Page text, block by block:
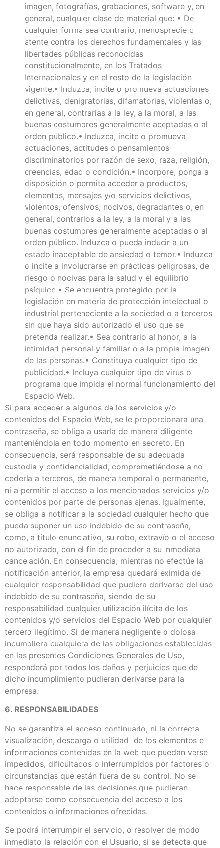
imagen, fotografías, grabaciones, software y, en
general, cualquier clase de material que: • De
cualquier forma sea contrario, menosprecie o
atente contra los derechos fundamentales y las
libertades públicas reconocidas
constitucionalmente, en los Tratados
Internacionales y en el resto de la legislación
vigente.• Induzca, incite o promueva actuaciones
delictivas, denigratorias, difamatorias, violentas o,
en general, contrarias a la ley, a la moral, a las
buenas costumbres generalmente aceptadas o al
orden público.• Induzca, incite o promueva
actuaciones, actitudes o pensamientos
discriminatorios por razón de sexo, raza, religión,
creencias, edad o condición.• Incorpore, ponga a
disposición o permita acceder a productos,
elementos, mensajes y/o servicios delictivos,
violentos, ofensivos, nocivos, degradantes o, en
general, contrarios a la ley, a la moral y a las
buenas costumbres generalmente aceptadas o al
orden público. Induzca o pueda inducir a un
estado inaceptable de ansiedad o temor.• Induzca
o incite a involucrarse en prácticas peligrosas, de
riesgo o nocivas para la salud y el equilibrio
psíquico.• Se encuentra protegido por la
legislación en materia de protección intelectual o
industrial perteneciente a la sociedad o a terceros
sin que haya sido autorizado el uso que se
pretenda realizar.• Sea contrario al honor, a la
intimidad personal y familiar o a la propia imagen
de las personas.• Constituya cualquier tipo de
publicidad.• Incluya cualquier tipo de virus o
programa que impida el normal funcionamiento del
Espacio Web.
Si para acceder a algunos de los servicios y/o
contenidos del Espacio Web, se le proporcionara una
contraseña, se obliga a usarla de manera diligente,
manteniéndola en todo momento en secreto. En
consecuencia, será responsable de su adecuada
custodia y confidencialidad, comprometiéndose a no
cederla a terceros, de manera temporal o permanente,
ni a permitir el acceso a los mencionados servicios y/o
contenidos por parte de personas ajenas. Igualmente,
se obliga a notificar a la sociedad cualquier hecho que
pueda suponer un uso indebido de su contraseña,
como, a título enunciativo, su robo, extravío o el acceso
no autorizado, con el fin de proceder a su inmediata
cancelación. En consecuencia, mientras no efectúe la
notificación anterior, la empresa quedará eximida de
cualquier responsabilidad que pudiera derivarse del uso
indebido de su contraseña, siendo de su
responsabilidad cualquier utilización ilícita de los
contenidos y/o servicios del Espacio Web por cualquier
tercero ilegítimo. Si de manera negligente o dolosa
incumpliera cualquiera de las obligaciones establecidas
en las presentes Condiciones Generales de Uso,
responderá por todos los daños y perjuicios que de
dicho incumplimiento pudieran derivarse para la
empresa.
6. RESPONSABILIDADES
No se garantiza el acceso continuado, ni la correcta
visualización, descarga o utilidad de los elementos e
informaciones contenidas en la web que puedan verse
impedidos, dificultados o interrumpidos por factores o
circunstancias que están fuera de su control. No se
hace responsable de las decisiones que pudieran
adoptarse como consecuencia del acceso a los
contenidos o informaciones ofrecidas.
Se podrá interrumpir el servicio, o resolver de modo
inmediato la relación con el Usuario, si se detecta que